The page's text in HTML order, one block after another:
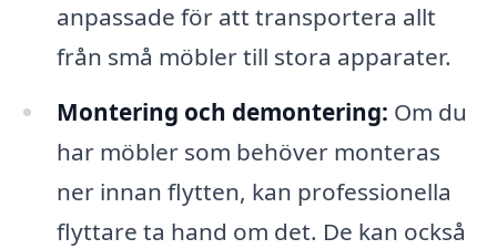
anpassade för att transportera allt
från små möbler till stora apparater.
Montering och demontering: Om du
har möbler som behöver monteras
ner innan flytten, kan professionella
flyttare ta hand om det. De kan också